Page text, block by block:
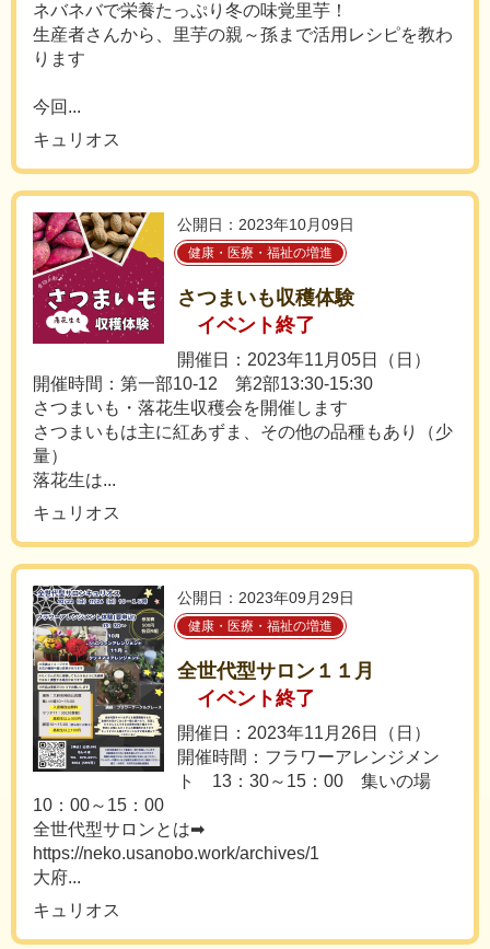
ネバネバで栄養たっぷり冬の味覚里芋！
生産者さんから、里芋の親～孫まで活用レシピを教わ
ります
今回...
キュリオス
公開日：2023年10月09日
健康・医療・福祉の増進
さつまいも収穫体験
イベント終了
開催日：2023年11月05日（日）
開催時間：第一部10-12 第2部13:30-15:30
さつまいも・落花生収穫会を開催します
さつまいもは主に紅あずま、その他の品種もあり（少
量）
落花生は...
キュリオス
公開日：2023年09月29日
健康・医療・福祉の増進
全世代型サロン１１月
イベント終了
開催日：2023年11月26日（日）
開催時間：フラワーアレンジメン
ト 13：30～15：00 集いの場
10：00～15：00
全世代型サロンとは➡
https://neko.usanobo.work/archives/1
大府...
キュリオス